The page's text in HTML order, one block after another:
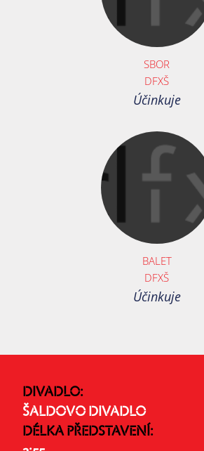
SBOR
DFXŠ
Účinkuje
BALET
DFXŠ
Účinkuje
DIVADLO:
ŠALDOVO DIVADLO
DÉLKA PŘEDSTAVENÍ: